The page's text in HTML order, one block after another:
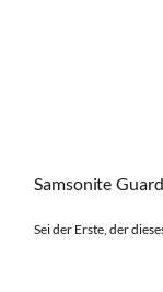
Samsonite
Sei der Erste, der